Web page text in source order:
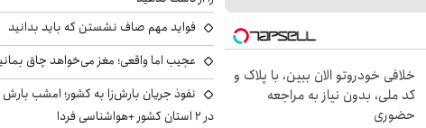
خلافی خودروتو الان ببین، با پلاک و
کد ملی، بدون نیاز به مراجعه
حضوری
فواید مهم صاف نشستن که باید بدانید
عجیب اما واقعی؛ مغز می‌خواهد چاق
نفوذ جریان بارش‌زا به کشور؛ امشب بارش
در ۲ استان کشور +هواشناسی فردا